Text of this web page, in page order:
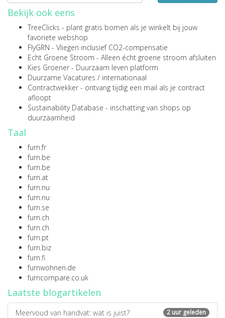
Bekijk ook eens
TreeClicks - plant gratis bomen als je winkelt bij jouw
favoriete webshop
FlyGRN - Vliegen inclusief CO2-compensatie
Echt Groene Stroom - Alleen écht groene stroom afsluiten
Kies Groener - Duurzaam leven platform
Duurzame Vacatures / internationaal
Contractwekker - ontvang tijdig een mail als je contract
afloopt
Sustainability Database - inschatting van shops op
duurzaamheid
Taal
furn.fr
furn.be
furn.be
furn.at
furn.nu
furn.nu
furn.se
furn.ch
furn.ch
furn.pt
furn.biz
furn.fi
furnwohnen.de
furncompare.co.uk
Laatste blogartikelen
2 uur geleden
Meervoud van handvat: wat is juist?